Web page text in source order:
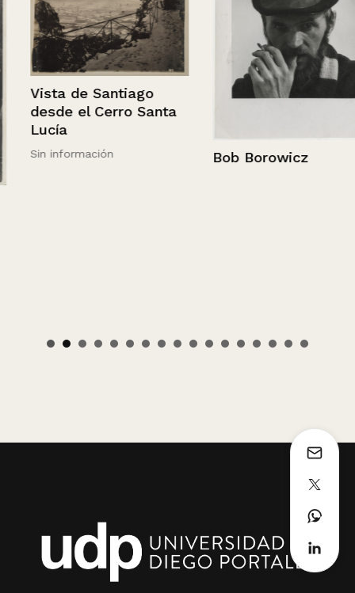
Vista de Santiago
desde el Cerro Santa
Lucía
Sin información Bob Borowicz